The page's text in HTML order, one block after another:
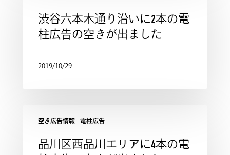
渋谷六本木通り沿いに2本の電
柱広告の空きが出ました
2019/10/29
空き広告情報 電柱広告
品川区西品川エリアに4本の電